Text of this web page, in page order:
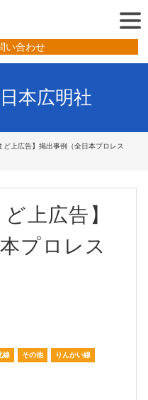
い合わせ
本広明社
上広告】掲出事例（全日本プロレス
上広告】
プロレス
線 その他
りんかい線